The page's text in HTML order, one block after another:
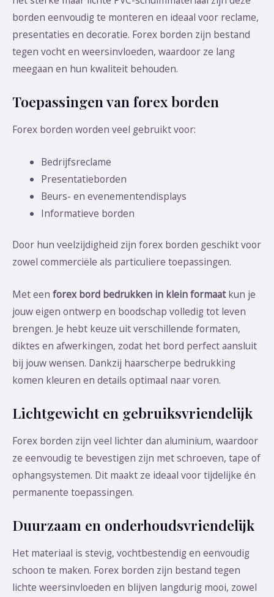
borden eenvoudig te monteren en ideaal voor reclame,
presentaties en decoratie. Forex borden zijn bestand
tegen vocht en weersinvloeden, waardoor ze lang
meegaan en hun kwaliteit behouden.
Toepassingen van forex borden
Forex borden worden veel gebruikt voor:
Bedrijfsreclame
Presentatieborden
Beurs- en evenementendisplays
Informatieve borden
Door hun veelzijdigheid zijn forex borden geschikt voor
zowel commerciële als particuliere toepassingen.
Met een forex bord bedrukken in klein formaatkun je
jouw eigen ontwerp en boodschap volledig tot leven
brengen. Je hebt keuze uit verschillende formaten,
diktes en afwerkingen, zodat het bord perfect aansluit
bij jouw wensen. Dankzij haarscherpe bedrukking
komen kleuren en details optimaal naar voren.
Lichtgewicht en gebruiksvriendelijk
Forex borden zijn veel lichter dan aluminium, waardoor
ze eenvoudig te bevestigen zijn met schroeven, tape of
ophangsystemen. Dit maakt ze ideaal voor tijdelijke én
permanente toepassingen.
Duurzaam en onderhoudsvriendelijk
Het materiaal is stevig, vochtbestendig en eenvoudig
schoon te maken. Forex borden zijn bestand tegen
lichte weersinvloeden en blijven langdurig mooi, zowel